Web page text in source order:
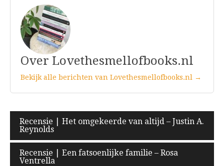
Over Lovethesmellofbooks.nl
Bekijk alle berichten van Lovethesmellofbooks.nl →
Bericht
navigatie
Recensie | Het omgekeerde van altijd – Justin A.
Reynolds
Recensie | Een fatsoenlijke familie – Rosa
Ventrella